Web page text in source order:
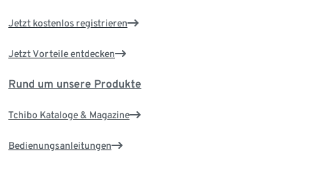
Jetzt kostenlos registrieren
Jetzt Vorteile entdecken
Rund um unsere Produkte
Tchibo Kataloge & Magazine
Bedienungsanleitungen